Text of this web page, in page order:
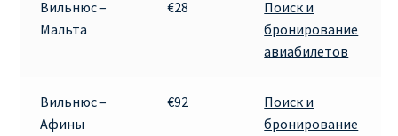
Вильнюс –
Мальта
€28
Поиск и
бронирование
авиабилетов
Вильнюс –
Афины
€92
Поиск и
бронирование